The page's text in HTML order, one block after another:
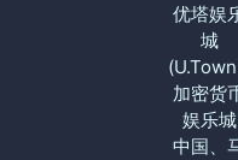
优塔娱
城
加密货
娱乐城
中国、